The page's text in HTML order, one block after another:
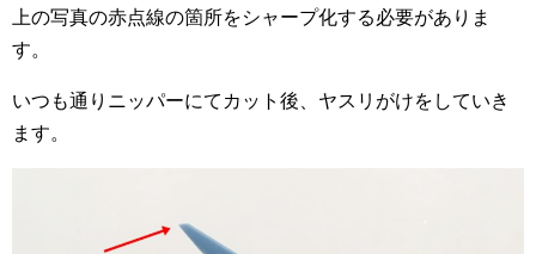
上の写真の赤点線の箇所をシャープ化する必要がありま
す。
いつも通りニッパーにてカット後、ヤスリがけをしていき
ます。